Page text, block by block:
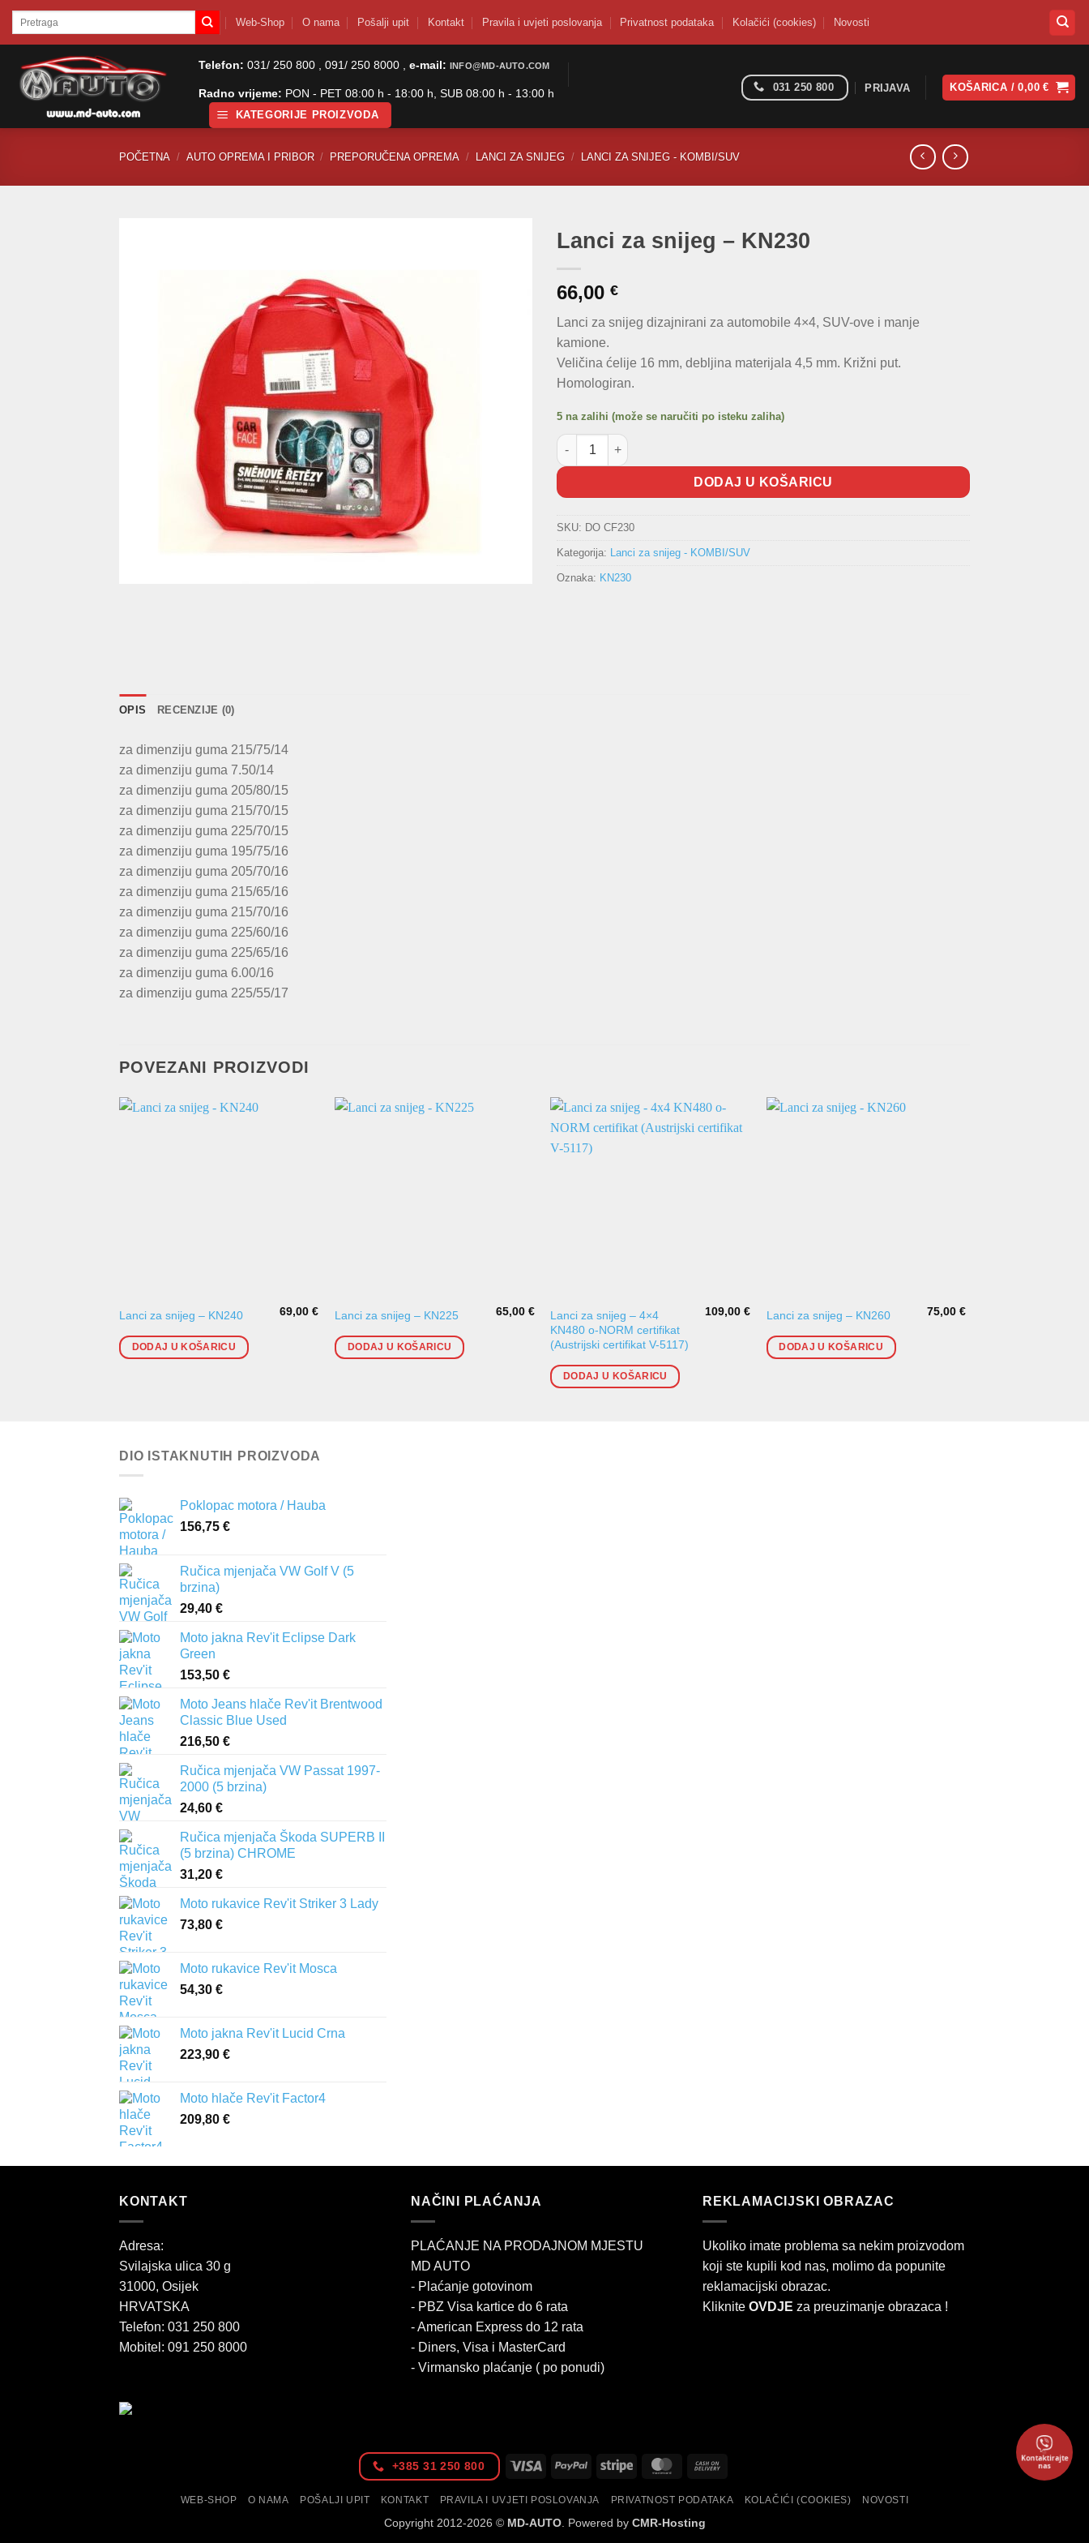
SkipPretraži: Web-Shop O nama Pošalji upit Kontakt Pravila i uvjeti poslovanja Privatnost podataka Kolačići (cookies) Novosti
Telefon: 031/ 250 800 , 091/ 250 8000 , e-mail: INFO@MD-AUTO.COM
Radno vrijeme: PON - PET 08:00 h - 18:00 h, SUB 08:00 h - 13:00 h
KATEGORIJE PROIZVODA
031 250 800 PRIJAVA KOŠARICA /0,00€
POČETNA / AUTO OPREMA I PRIBOR / PREPORUČENA OPREMA / LANCI ZA SNIJEG / LANCI ZA SNIJEG - KOMBI/SUV
Lanci za snijeg – KN230
66,00 €
Lanci za snijeg dizajnirani za automobile 4×4, SUV-ove i manje
kamione.
Veličina ćelije 16 mm, debljina materijala 4,5 mm. Križni put.
Homologiran.
5 na zalihi (može se naručiti po isteku zaliha)
Lanci za snijeg - KN230 količina
DODAJ U KOŠARICU
SKU: DO CF230
Kategorija: Lanci za snijeg - KOMBI/SUV
Oznaka: KN230
OPIS RECENZIJE (0)
za dimenziju guma 215/75/14
za dimenziju guma 7.50/14
za dimenziju guma 205/80/15
za dimenziju guma 215/70/15
za dimenziju guma 225/70/15
za dimenziju guma 195/75/16
za dimenziju guma 205/70/16
za dimenziju guma 215/65/16
za dimenziju guma 215/70/16
za dimenziju guma 225/60/16
za dimenziju guma 225/65/16
za dimenziju guma 6.00/16
za dimenziju guma 225/55/17
POVEZANI PROIZVODI
Lanci za snijeg – KN240 69,00€
DODAJ U KOŠARICU
Lanci za snijeg – KN225 65,00 €
DODAJ U KOŠARICU
Lanci za snijeg – 4×4
KN480 o-NORM certifikat
(Austrijski certifikat V-5117)
109,00 €
DODAJ U KOŠARICU
Lanci za snijeg – KN260 75,00€
DODAJ U KOŠARICU
DIO ISTAKNUTIH PROIZVODA
Poklopac motora / Hauba
156,75 €
Ručica mjenjača VW Golf V (5
brzina)
29,40 €
Moto jakna Rev'it Eclipse Dark
Green
153,50 €
Moto Jeans hlače Rev'it Brentwood
Classic Blue Used
216,50 €
Ručica mjenjača VW Passat 1997-
2000 (5 brzina)
24,60 €
Ručica mjenjača Škoda SUPERB II
(5 brzina) CHROME
31,20 €
Moto rukavice Rev'it Striker 3 Lady
73,80 €
Moto rukavice Rev'it Mosca
54,30 €
Moto jakna Rev'it Lucid Crna
223,90 €
Moto hlače Rev'it Factor4
209,80 €
KONTAKT
Adresa:
Svilajska ulica 30 g
31000, Osijek
HRVATSKA
Telefon: 031 250 800
Mobitel: 091 250 8000
NAČINI PLAĆANJA
PLAĆANJE NA PRODAJNOM MJESTU
MD AUTO
- Plaćanje gotovinom
- PBZ Visa kartice do 6 rata
- American Express do 12 rata
- Diners, Visa i MasterCard
- Virmansko plaćanje ( po ponudi)
REKLAMACIJSKI OBRAZAC
Ukoliko imate problema sa nekim proizvodom
koji ste kupili kod nas, molimo da popunite
reklamacijski obrazac.
Kliknite OVDJE za preuzimanje obrazaca !
+385 31 250 800 Visa PayPal Stripe MasterCard
Delivery
WEB-SHOP O NAMA POŠALJI UPIT KONTAKT PRAVILA I UVJETI POSLOVANJA PRIVATNOST PODATAKA KOLAČIĆI (COOKIES) NOVOSTI
Copyright 2012-2026 © MD-AUTO. Powered by CMR-Hosting
Kontaktirajte
nas